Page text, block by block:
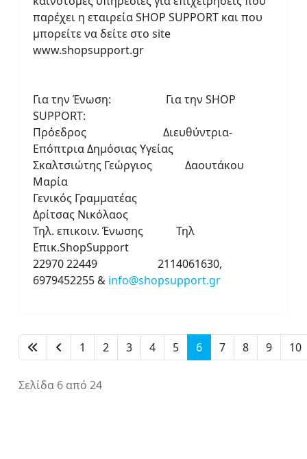
παρέχει η εταιρεία SHOP SUPPORT και που
μπορείτε να δείτε στο site
www.shopsupport.gr
Για την Ένωση: Για την SHOP
SUPPORT:
Πρόεδρος Διευθύντρια-
Επόπτρια Δημόσιας Υγείας
Σκαλτσιώτης Γεώργιος Δαουτάκου
Μαρία
Γενικός Γραμματέας
Δρίτσας Νικόλαος
Τηλ. επικοιν. Ένωσης Τηλ
Επικ.ShopSupport
22970 22449 2114061630,
6979452255 & info@shopsupport.gr
1 2 3 4 5 6 7 8 9 10
Σελίδα 6 από 24